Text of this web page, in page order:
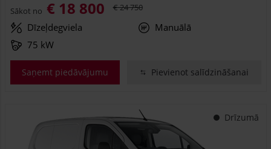
Sākot no € 18 800 € 24 750
Dīzeļdegviela
Manuālā
75 kW
Saņemt piedāvājumu Pievienot salīdzināšanai
Drīzumā